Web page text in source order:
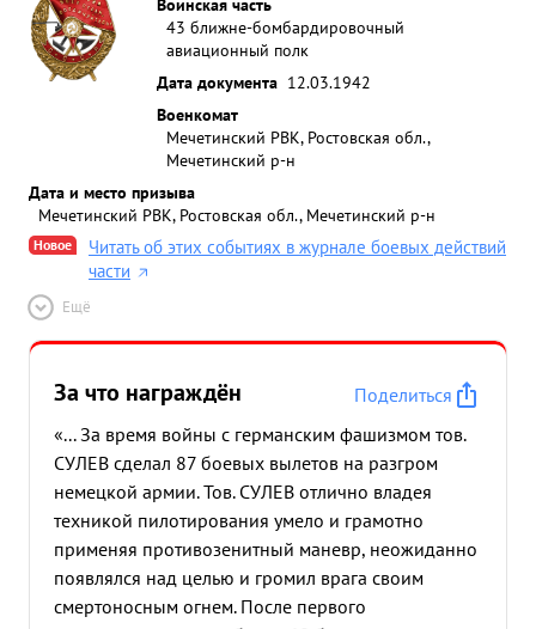
43 ближне-бомбардировочный
авиационный полк
Дата документа 12.03.1942
Военкомат
Мечетинский РВК, Ростовская обл.,
Мечетинский р-н
Дата и место призыва
Мечетинский РВК, Ростовская обл., Мечетинский р-н
Новое
Читать об этих событиях в журнале боевых действий
части
Ещё
За что награждён
Поделиться
«... За время войны с германским фашизмом тов.
СУЛЕВ сделал 87 боевых вылетов на разгром
немецкой армии. Тов. СУЛЕВ отлично владея
техникой пилотирования умело и грамотно
применяя противозенитный маневр, неожиданно
появлялся над целью и громил врага своим
смертоносным огнем. После первого